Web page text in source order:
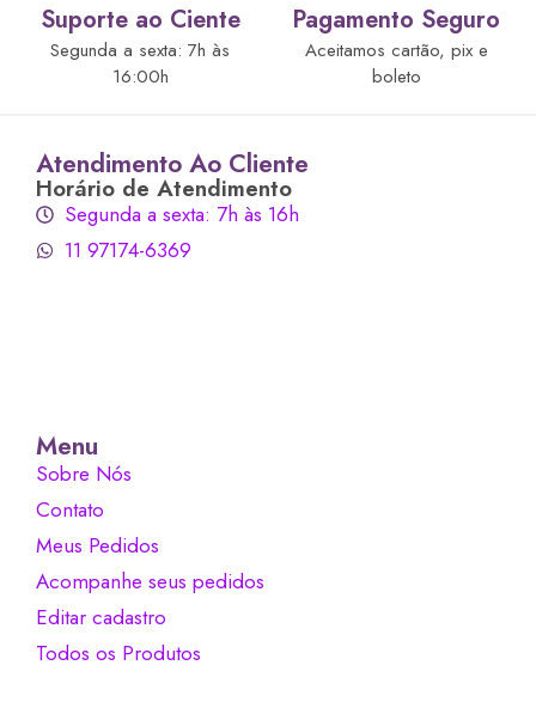
Suporte ao Ciente
Segunda a sexta: 7h às
16:00h
Pagamento Seguro
Aceitamos cartão, pix e
boleto
Atendimento Ao Cliente
Horário de Atendimento
Segunda a sexta: 7h às 16h
11 97174-6369
Menu
Sobre Nós
Contato
Meus Pedidos
Acompanhe seus pedidos
Editar cadastro
Todos os Produtos